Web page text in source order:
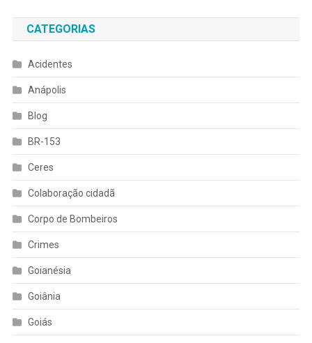
CATEGORIAS
Acidentes
Anápolis
Blog
BR-153
Ceres
Colaboração cidadã
Corpo de Bombeiros
Crimes
Goianésia
Goiânia
Goiás